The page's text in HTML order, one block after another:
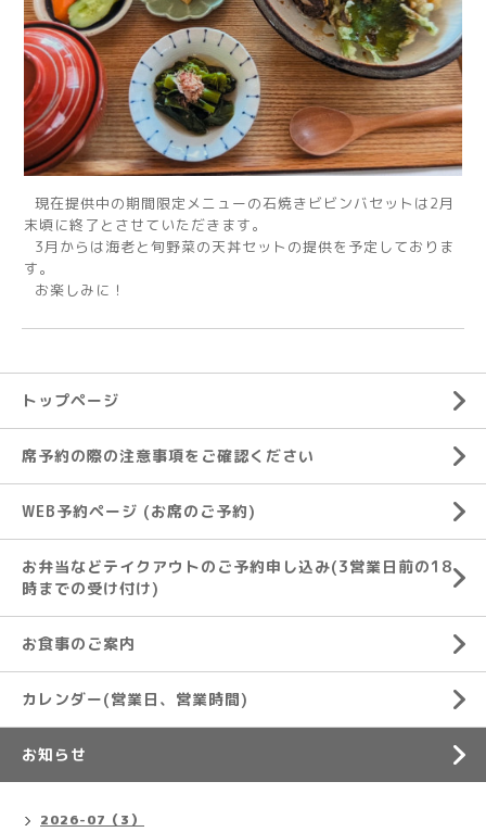
現在提供中の期間限定メニューの石焼きビビンバセットは2月
末頃に終了とさせていただきます。
3月からは海老と旬野菜の天丼セットの提供を予定しておりま
す。
お楽しみに！
トップページ
席予約の際の注意事項をご確認ください
WEB予約ページ (お席のご予約)
お弁当などテイクアウトのご予約申し込み(3営業日前の18
時までの受け付け)
お食事のご案内
カレンダー(営業日、営業時間)
お知らせ
2026-07（3）